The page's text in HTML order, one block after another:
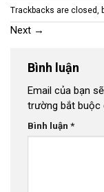
Trackbacks are closed,
Next →
Bình luận
Email của bạn
trường bắt buộc
Bình luận *